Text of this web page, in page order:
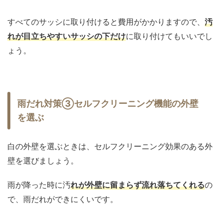
すべてのサッシに取り付けると費用がかかりますので、 汚
れが目立ちやすいサッシの下だけに取り付けてもいいでし
ょう。
雨だれ対策③セルフクリーニング機能の外壁
を選ぶ
白の外壁を選ぶときは、セルフクリーニング効果のある外
壁を選びましょう。
雨が降った時に汚れが外壁に留まらず流れ落ちてくれるの
で、雨だれができにくいです。